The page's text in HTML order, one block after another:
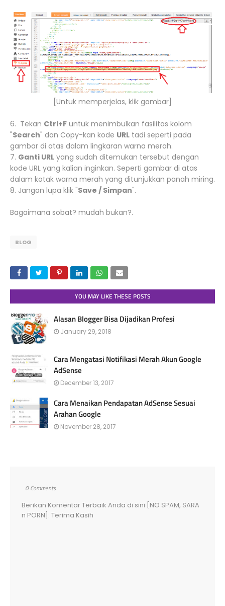
[Untuk memperjelas, klik gambar]
6. Tekan Ctrl+F untuk menimbulkan fasilitas kolom
"Search" dan Copy-kan kode URL tadi seperti pada
gambar di atas dalam lingkaran warna merah.
7. Ganti URL yang sudah ditemukan tersebut dengan
kode URL yang kalian inginkan. Seperti gambar di atas
dalam kotak warna merah yang ditunjukkan panah miring.
8. Jangan lupa klik "Save / Simpan".
Bagaimana sobat? mudah bukan?.
BLOG
YOU MAY LIKE THESE POSTS
Alasan Blogger Bisa Dijadikan Profesi
January 29, 2018
Cara Mengatasi Notifikasi Merah Akun Google
AdSense
December 13, 2017
Cara Menaikan Pendapatan AdSense Sesuai
Arahan Google
November 28, 2017
0 Comments
Berikan Komentar Terbaik Anda di sini [NO SPAM, SARA
n PORN]. Terima Kasih